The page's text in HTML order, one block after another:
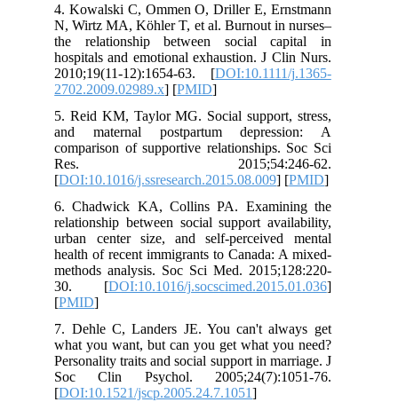
4. Kowalski C, Ommen O, Driller E, Ernstmann
N, Wirtz MA, Köhler T, et al. Burnout in nurses–
the relationship between social capital in
hospitals and emotional exhaustion. J Clin Nurs.
2010;19(11‐12):1654-63. [DOI:10.1111/j.1365-
2702.2009.02989.x] [PMID
5. Reid KM, Taylor MG. Social support, stress,
and maternal postpartum depression: A
comparison of supportive relationships. Soc Sci
Res. 2015;54:246-62.
[DOI:10.1016/j.ssresearch.2015.08.009] [PMID
6. Chadwick KA, Collins PA. Examining the
relationship between social support availability,
urban center size, and self-perceived mental
health of recent immigrants to Canada: A mixed-
methods analysis. Soc Sci Med. 2015;128:220-
30. [DOI:10.1016/j.socscimed.2015.01.036
[PMID
7. Dehle C, Landers JE. You can't always get
what you want, but can you get what you need?
Personality traits and social support in marriage. J
Soc Clin Psychol. 2005;24(7):1051-76.
[DOI:10.1521/jscp.2005.24.7.1051